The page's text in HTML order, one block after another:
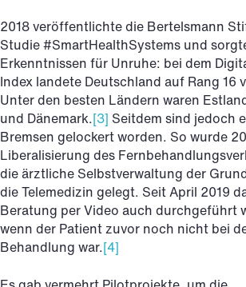
2018 veröffentlichte die Bertelsmann
Studie #SmartHealthSystems und
Erkenntnissen für Unruhe: bei dem
Index landete Deutschland auf Rang 16
Unter den besten Ländern waren
und Dänemark.[3] Seitdem sind jedoch
Bremsen gelockert worden. So wurde
Liberalisierung des
die ärztliche Selbstverwaltung der
die Telemedizin gelegt. Seit April 2019
Beratung per Video auch durchgeführt
wenn der Patient zuvor noch nicht bei
Behandlung war.[4]